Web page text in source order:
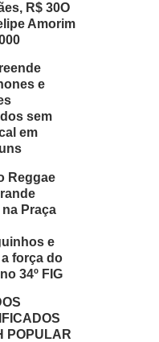
R$ 30O
Amorim
e
sem
em
Reggae
Praça
e
força do
34º FIG
POPULAR